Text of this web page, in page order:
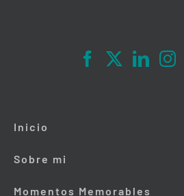
Inicio
Sobre mi
Momentos Memorables